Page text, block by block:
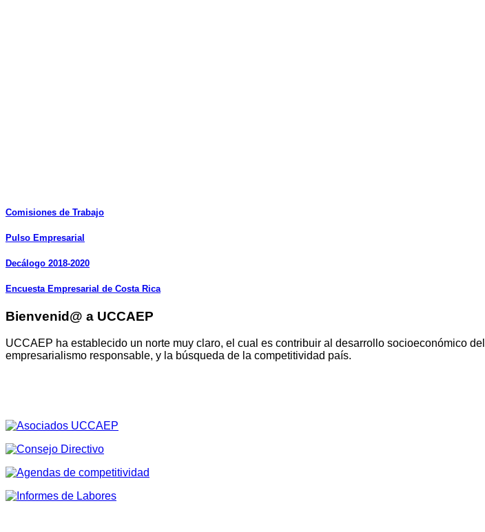
Comisiones de Trabajo
Pulso Empresarial
Decálogo 2018-2020
Encuesta Empresarial de Costa Rica
Bienvenid@ a UCCAEP
UCCAEP ha establecido un norte muy claro, el cual es contribuir al desarrollo socioeconómico
empresarialismo responsable, y la búsqueda de la competitividad país.